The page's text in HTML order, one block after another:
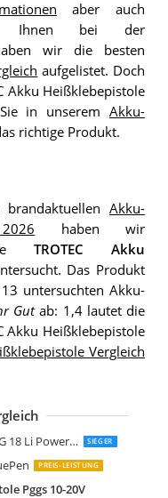
aber auch
Ihnen bei der
wir die besten
aufgelistet. Doch
Akku Heißklebepistole
in unserem Akku-
richtige Produkt.
Akku-
haben wir
TROTEC Akku
Das Produkt
untersuchten Akku-
Gutab: 1,4 lautet die
Akku Heißklebepistole
Vergleich
Einhell Akku-Heißklebepistole TE-CG 18 Li Power X-Change SIEGER
PREIS-LEISTUNG
Pggs 10-20V
Heißklebepistole ONE+ 18
Li-Ion Akku-
Akku-Heißklebestift Neo1 blau
Hause Akku
Akku-Heißklebepistole TC-CG